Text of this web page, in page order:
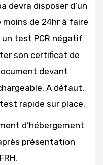
devra disposer d’un
de 24hr à faire
un test PCR négatif
son certificat de
devant
A défaut,
rapide sur place.
d’hébergement
présentation